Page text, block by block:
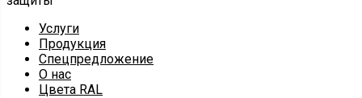
Услуги
Продукция
Спецпредложение
О нас
Цвета RAL